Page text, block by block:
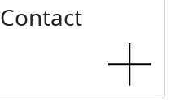
Contact